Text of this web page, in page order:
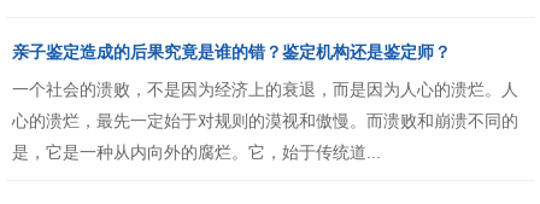
亲子鉴定造成的后果究竟是谁的错？鉴定机构还是鉴定师？
一个社会的溃败，不是因为经济上的衰退，而是因为人心的溃烂。人
心的溃烂，最先一定始于对规则的漠视和傲慢。而溃败和崩溃不同的
是，它是一种从内向外的腐烂。它，始于传统道...